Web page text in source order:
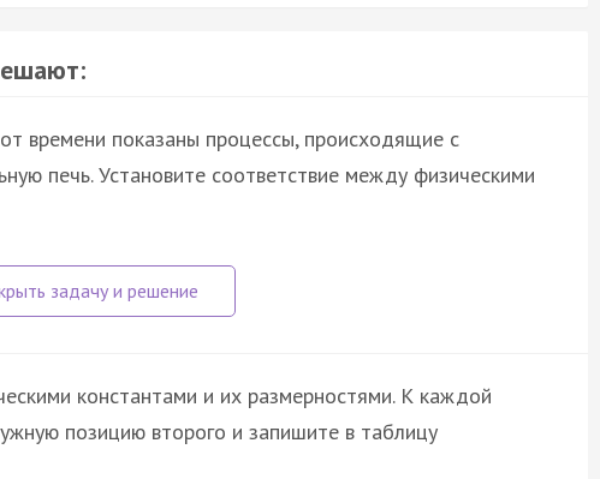
времени показаны процессы, происходящие с
печь. Установите соответствие между физическими
константами и их размерностями. К каждой
позицию второго и запишите в таблицу